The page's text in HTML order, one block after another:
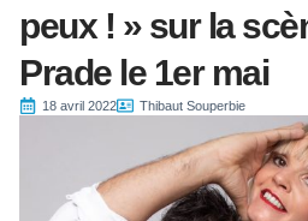
peux ! » sur la
Prade le 1er mai
18 avril 2022 Thibaut Souperbie